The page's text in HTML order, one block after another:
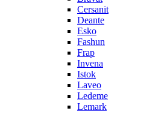
Cersanit
Deante
Esko
Fashun
Frap
Invena
Istok
Laveo
Ledeme
Lemark